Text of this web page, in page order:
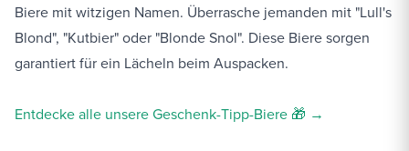
Biere mit witzigen Namen. Überrasche jemanden mit "Lull's
Blond", "Kutbier" oder "Blonde Snol". Diese Biere sorgen
garantiert für ein Lächeln beim Auspacken.
Entdecke alle unsere Geschenk-Tipp-Biere 🎁 →